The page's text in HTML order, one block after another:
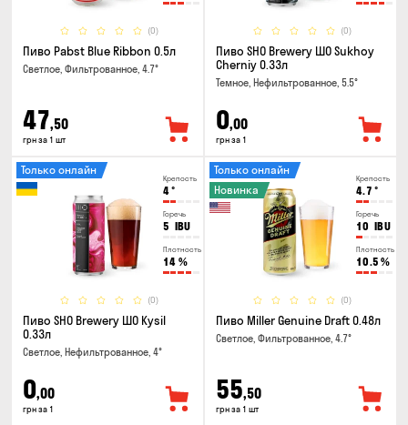
(0)
Пиво Pabst Blue Ribbon 0.5л
Светлое, Фильтрованное, 4.7°
47,50
грн за 1 шт
(0)
Пиво SHO Brewery ШО Sukhoy
Cherniy 0.33л
Темное, Нефильтрованное, 5.5°
0,00
грн за 1
Крепость
4°
Горечь
5 IBU
Плотность
14 %
(0)
Только онлайн
Пиво SHO Brewery ШО Kysil
0.33л
Светлое, Нефильтрованное, 4°
0,00
грн за 1
Крепость
4.7 °
Горечь
10 IBU
Плотность
10.5 %
(0)
Только онлайн
Новинка
Пиво Miller Genuine Draft 0.48л
Светлое, Фильтрованное, 4.7°
55,50
грн за 1 шт